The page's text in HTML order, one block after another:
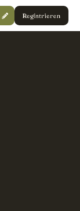
Registrieren